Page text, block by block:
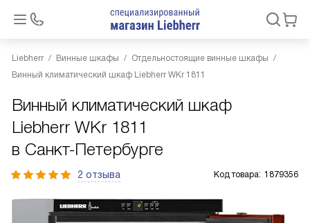
Liebherr Винные шкафы
Отдельностоящие винные шкафы
Винный климатический шкаф Liebherr WKr 1811
Винный климатический шкаф
Liebherr WKr 1811
в Санкт-Петербурге
2 отзыва Код товара: 1879356